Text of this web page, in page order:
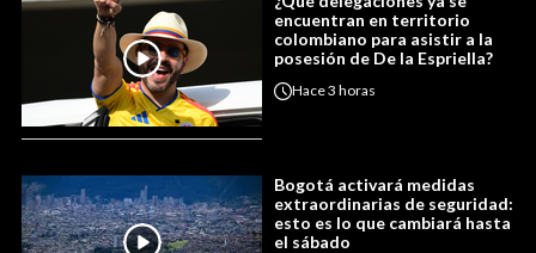
encuentran en territorio
colombiano para asistir a la
posesión de De la Espriella?
Hace3 horas
Bogotá activará medidas
extraordinarias de seguridad:
esto es lo que cambiará hasta
el sábado